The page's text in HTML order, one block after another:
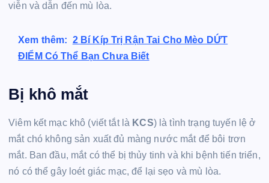
viễn và dẫn đến mù lòa.
Xem thêm: 2 Bí Kíp Trị Rận Tai Cho Mèo DỨT
ĐIỂM Có Thể Bạn Chưa Biết
Bị khô mắt
Viêm kết mạc khô (viết tắt là KCS) là tình trạng tuyến lệ ở
mắt chó không sản xuất đủ màng nước mắt để bôi trơn
mắt. Ban đầu, mắt có thể bị thủy tinh và khi bệnh tiến triển,
nó có thể gây loét giác mạc, để lại sẹo và mù lòa.